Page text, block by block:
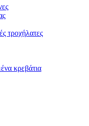
τροχήλατες
κρεβάτια